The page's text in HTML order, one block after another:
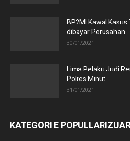
BP2MI Kawal
dibayar Perusahan
30/01/2021
Lima Pelaku Judi
Polres Minut
31/01/2021
KATEGORI E POPULLARIZUAR